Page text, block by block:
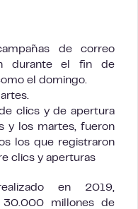
de correo
durante el fin de
el domingo.
clics y de apertura
y los martes, fueron
los que registraron
clics y aperturas
en 2019,
30.000 millones de